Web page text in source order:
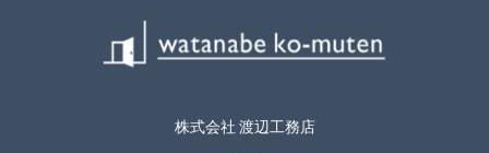
株式会社 渡辺工務店